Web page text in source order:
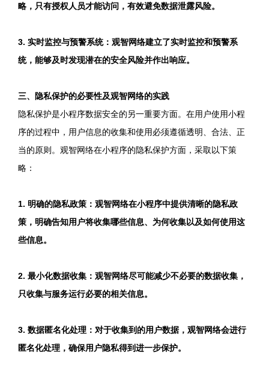
略，只有授权人员才能访问，有效避免数据泄露风险。
3. 实时监控与预警系统：观智网络建立了实时监控和预警系
统，能够及时发现潜在的安全风险并作出响应。
三、隐私保护的必要性及观智网络的实践
隐私保护是小程序数据安全的另一重要方面。在用户使用小程
序的过程中，用户信息的收集和使用必须遵循透明、合法、正
当的原则。观智网络在小程序的隐私保护方面，采取以下策
略：
1. 明确的隐私政策：观智网络在小程序中提供清晰的隐私政
策，明确告知用户将收集哪些信息、为何收集以及如何使用这
些信息。
2. 最小化数据收集：观智网络尽可能减少不必要的数据收集，
只收集与服务运行必要的相关信息。
3. 数据匿名化处理：对于收集到的用户数据，观智网络会进行
匿名化处理，确保用户隐私得到进一步保护。